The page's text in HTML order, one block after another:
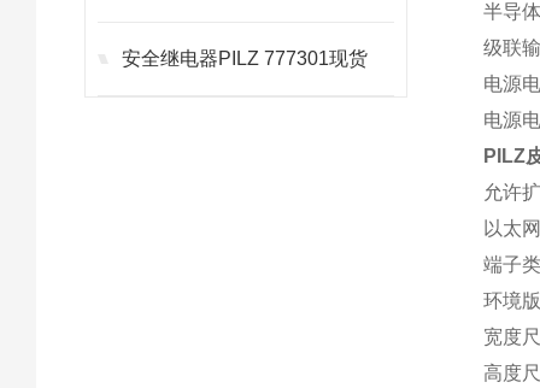
安全继电器PILZ 777301现货
半导
级联
电源
电源
PILZ
允许
以太
端子
环境
宽度
高度